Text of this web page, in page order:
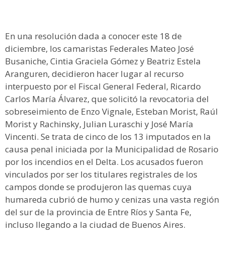
En una resolución dada a conocer este 18 de
diciembre, los camaristas Federales Mateo José
Busaniche, Cintia Graciela Gómez y Beatriz Estela
Aranguren, decidieron hacer lugar al recurso
interpuesto por el Fiscal General Federal, Ricardo
Carlos María Álvarez, que solicitó la revocatoria del
sobreseimiento de Enzo Vignale, Esteban Morist, Raúl
Morist y Rachinsky, Julian Luraschi y José María
Vincenti. Se trata de cinco de los 13 imputados en la
causa penal iniciada por la Municipalidad de Rosario
por los incendios en el Delta. Los acusados fueron
vinculados por ser los titulares registrales de los
campos donde se produjeron las quemas cuya
humareda cubrió de humo y cenizas una vasta región
del sur de la provincia de Entre Ríos y Santa Fe,
incluso llegando a la ciudad de Buenos Aires.